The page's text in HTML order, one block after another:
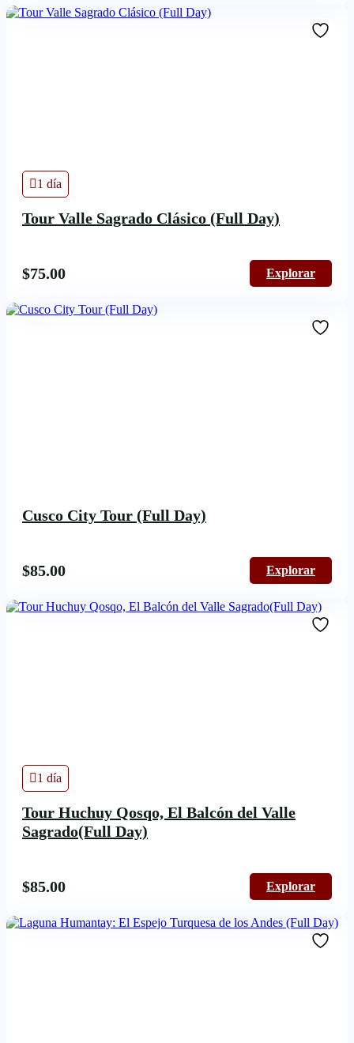
1 día
Tour Valle Sagrado Clásico (Full Day)
$75.00 Explorar
Cusco City Tour (Full Day)
$85.00 Explorar
1 día
Tour Huchuy Qosqo, El Balcón del Valle
Sagrado(Full Day)
$85.00 Explorar